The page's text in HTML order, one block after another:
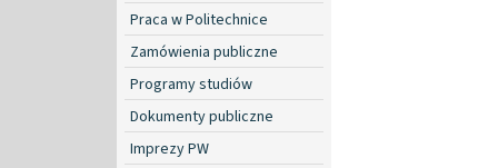
Praca w Politechnice
Zamówienia publiczne
Programy studiów
Dokumenty publiczne
Imprezy PW